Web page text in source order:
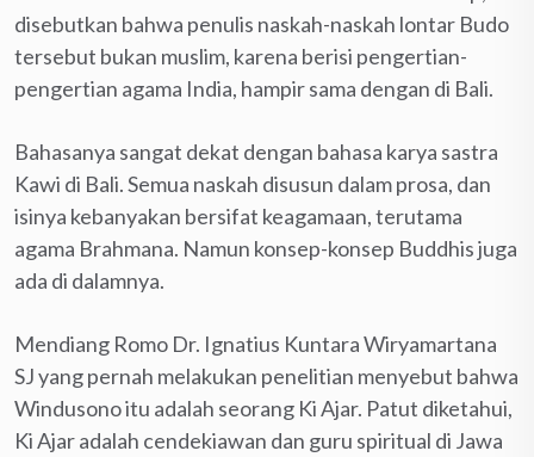
disebutkan bahwa penulis naskah-naskah lontar Budo
tersebut bukan muslim, karena berisi pengertian-
pengertian agama India, hampir sama dengan di Bali.
Bahasanya sangat dekat dengan bahasa karya sastra
Kawi di Bali. Semua naskah disusun dalam prosa, dan
isinya kebanyakan bersifat keagamaan, terutama
agama Brahmana. Namun konsep-konsep Buddhis juga
ada di dalamnya.
Mendiang Romo Dr. Ignatius Kuntara Wiryamartana
SJ yang pernah melakukan penelitian menyebut bahwa
Windusono itu adalah seorang Ki Ajar. Patut diketahui,
Ki Ajar adalah cendekiawan dan guru spiritual di Jawa